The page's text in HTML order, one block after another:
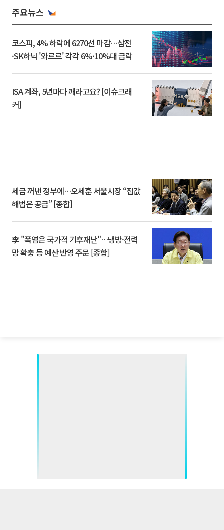
주요뉴스
코스피, 4% 하락에 6270선 마감…삼전
·SK하닉 '와르르' 각각 6%·10%대 급락
ISA 계좌, 5년마다 깨라고요? [이슈크래
커]
세금 꺼낸 정부에…오세훈 서울시장 “집값
해법은 공급” [종합]
李 "폭염은 국가적 기후재난"…냉방·전력
망 확충 등 예산 반영 주문 [종합]